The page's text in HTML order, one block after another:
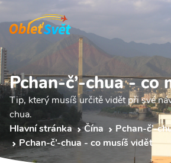
Pchan-č’-chua - co
Tip, který musíš určitě vidět při své
chua.
Hlavní stránka
Čína
Pchan-č’-
Pchan-č’-chua - co musíš vidět